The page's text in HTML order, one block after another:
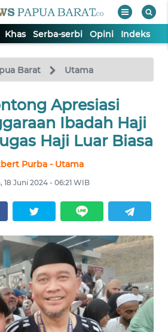
Khas Serba-serbi Opini Indeks
Barat Utama
Apresiasi
Ibadah Haji
Haji Luar Biasa
Purba - Utama
18 Juni 2024 - 06:21 WIB